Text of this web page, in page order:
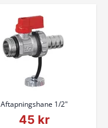
Aftapningshane 1/2"
45 kr